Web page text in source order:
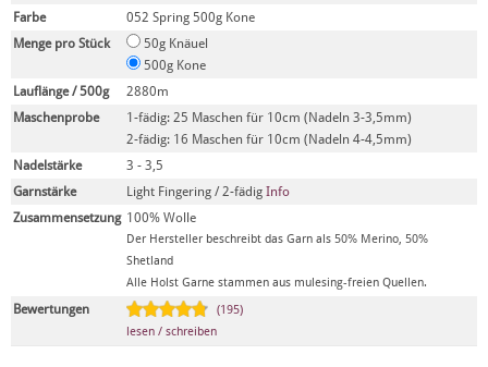
Farbe
052 Spring 500g Kone
Menge pro Stück
50g Knäuel
500g Kone
Lauflänge / 500g
2880m
Maschenprobe
1-fädig: 25 Maschen für 10cm (Nadeln 3-3,5mm)
2-fädig: 16 Maschen für 10cm (Nadeln 4-4,5mm)
Nadelstärke
3 - 3,5
Garnstärke
Light Fingering / 2-fädig Info
Zusammensetzung 100% Wolle
Der Hersteller beschreibt das Garn als 50% Merino, 50%
Shetland
Alle Holst Garne stammen aus mulesing-freien Quellen.
Bewertungen
(195)
lesen / schreiben